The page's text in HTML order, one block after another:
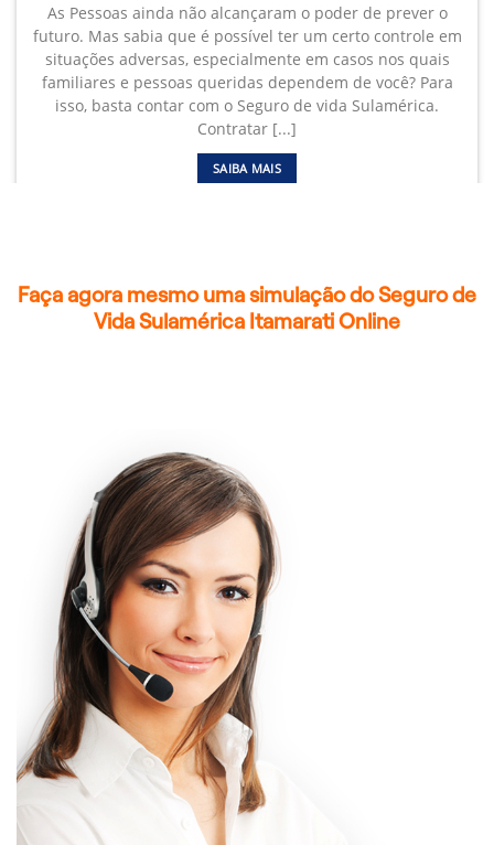
As Pessoas ainda não alcançaram o poder de prever o
futuro. Mas sabia que é possível ter um certo controle em
situações adversas, especialmente em casos nos quais
familiares e pessoas queridas dependem de você? Para
isso, basta contar com o Seguro de vida Sulamérica.
Contratar [...]
SAIBA MAIS
Faça agora mesmo uma simulação do Seguro de
Vida Sulamérica Itamarati Online